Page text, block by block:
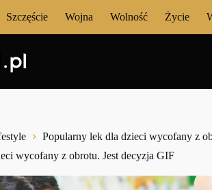
Szczęście Wojna Wolność Życie
Popularny lek dla dzieci wycofany z
wycofany z obrotu. Jest decyzja GIF